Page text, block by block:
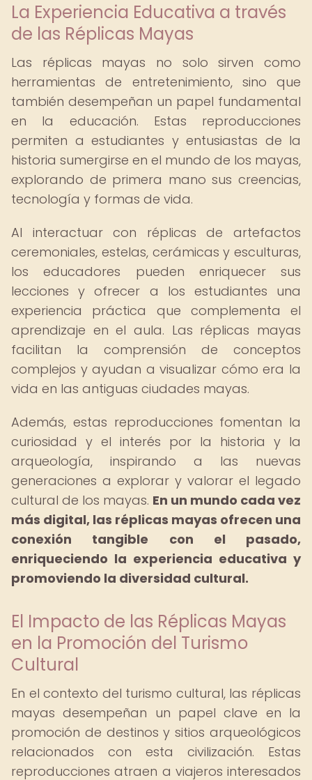
La Experiencia Educativa a través
de las Réplicas Mayas
Las réplicas mayas no solo sirven como
herramientas de entretenimiento, sino que
también desempeñan un papel fundamental
en la educación. Estas reproducciones
permiten a estudiantes y entusiastas de la
historia sumergirse en el mundo de los mayas,
explorando de primera mano sus creencias,
tecnología y formas de vida.
Al interactuar con réplicas de artefactos
ceremoniales, estelas, cerámicas y esculturas,
los educadores pueden enriquecer sus
lecciones y ofrecer a los estudiantes una
experiencia práctica que complementa el
aprendizaje en el aula. Las réplicas mayas
facilitan la comprensión de conceptos
complejos y ayudan a visualizar cómo era la
vida en las antiguas ciudades mayas.
Además, estas reproducciones fomentan la
curiosidad y el interés por la historia y la
arqueología, inspirando a las nuevas
generaciones a explorar y valorar el legado
cultural de los mayas. En un mundo cada vez
más digital, las réplicas mayas ofrecen una
conexión tangible con el pasado,
enriqueciendo la experiencia educativa y
promoviendo la diversidad cultural.
El Impacto de las Réplicas Mayas
en la Promoción del Turismo
Cultural
En el contexto del turismo cultural, las réplicas
mayas desempeñan un papel clave en la
promoción de destinos y sitios arqueológicos
relacionados con esta civilización. Estas
reproducciones atraen a viajeros interesados